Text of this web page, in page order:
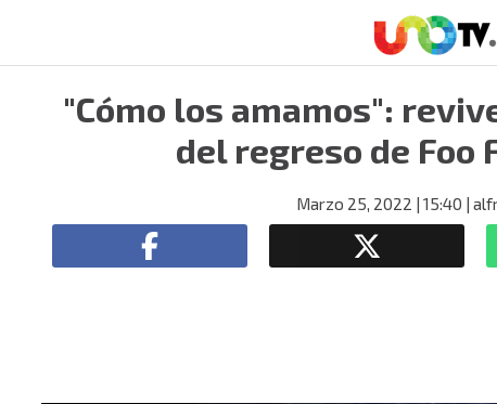
"Cómo los amamos":
del regreso de Foo
Marzo 25, 2022 | 15:40 |